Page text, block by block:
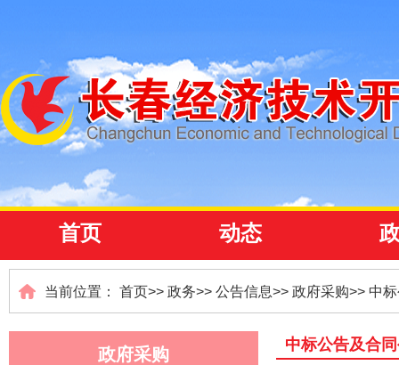
首页 动态
当前位置： 首页>> 政务>> 公告信息>> 政府采购>> 中
政府采购 中标公告及合